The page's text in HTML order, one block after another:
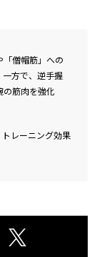
僧帽筋」への
一方で、逆手握
の筋肉を強化
レーニング効果